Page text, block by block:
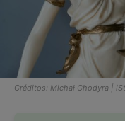
Créditos: Michał Chodyra |